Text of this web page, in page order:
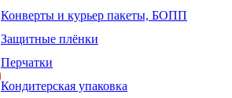
Конверты и курьер пакеты, БОПП
Защитные плёнки
Перчатки
Кондитерская упаковка